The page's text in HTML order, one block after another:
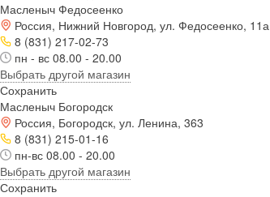
Масленыч Федосеенко
Россия, Нижний Новгород, ул. Федосеенко, 11а
8 (831) 217-02-73
пн - вс 08.00 - 20.00
Выбрать другой магазин
Сохранить
Масленыч Богородск
Россия, Богородск, ул. Ленина, 363
8 (831) 215-01-16
пн-вс 08.00 - 20.00
Выбрать другой магазин
Сохранить